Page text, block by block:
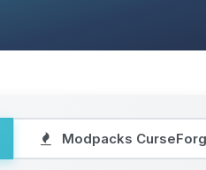
Modpacks